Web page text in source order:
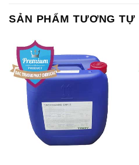
SẢN PHẨM TƯƠNG TỰ